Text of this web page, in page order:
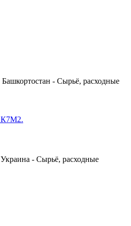
Башкортостан - Сырьё, расходные
Украина - Сырьё, расходные